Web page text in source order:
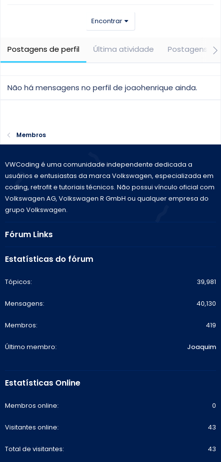
Encontrar
Postagens de perfil Última atividade Postagens
Não há mensagens no perfil de joaohenrique ainda.
Membros
VWCoding é uma comunidade independente dedicada a
usuários e entusiastas da marca Volkswagen, especializada em
coding, retrofit e tutoriais técnicos. Não possui vínculo oficial com
Volkswagen AG, Volkswagen R GmbH ou qualquer empresa do
grupo Volkswagen.
Fórum Links
Estatísticas do fórum
Tópicos 39,981
Mensagens 40,130
Membros 419
Último membro Joaquim
Estatísticas Online
Membros online 0
Visitantes online 43
Total de visitantes 43